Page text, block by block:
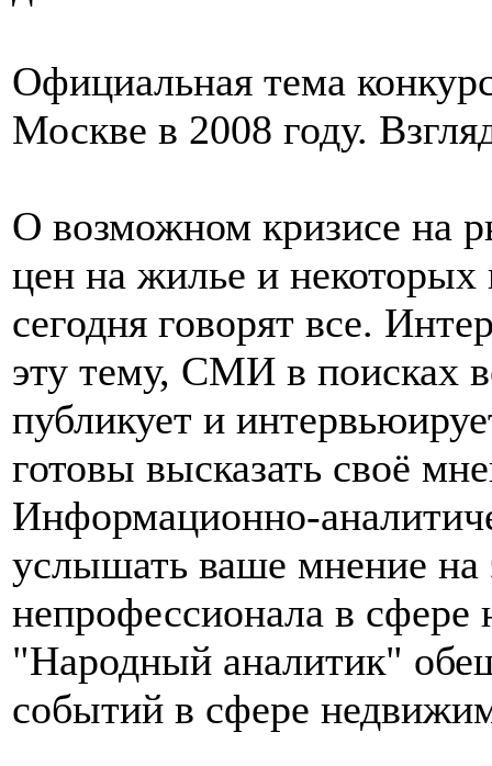
Официальная тема
Москве в 2008 году.
О возможном кризисе на
цен на жилье и
сегодня говорят все.
эту тему, СМИ в поисках
публикует и
готовы высказать своё
Информационно-
услышать ваше мнение на
непрофессионала в
"Народный аналитик"
событий в сфере